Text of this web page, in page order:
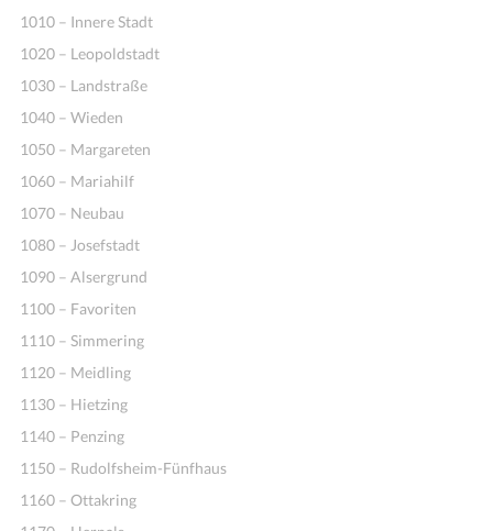
1010 – Innere Stadt
1020 – Leopoldstadt
1030 – Landstraße
1040 – Wieden
1050 – Margareten
1060 – Mariahilf
1070 – Neubau
1080 – Josefstadt
1090 – Alsergrund
1100 – Favoriten
1110 – Simmering
1120 – Meidling
1130 – Hietzing
1140 – Penzing
1150 – Rudolfsheim-Fünfhaus
1160 – Ottakring